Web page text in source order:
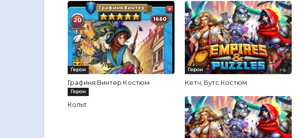
Герои
Графиня Винтер Костюм
Герои
Кетч, Бутс Костюм
Герои
Кольт